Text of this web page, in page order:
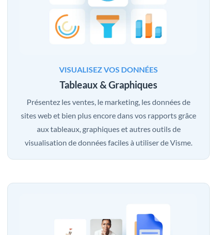
VISUALISEZ VOS DONNÉES
Tableaux & Graphiques
Présentez les ventes, le marketing, les données de
sites web et bien plus encore dans vos rapports grâce
aux tableaux, graphiques et autres outils de
visualisation de données faciles à utiliser de Visme.